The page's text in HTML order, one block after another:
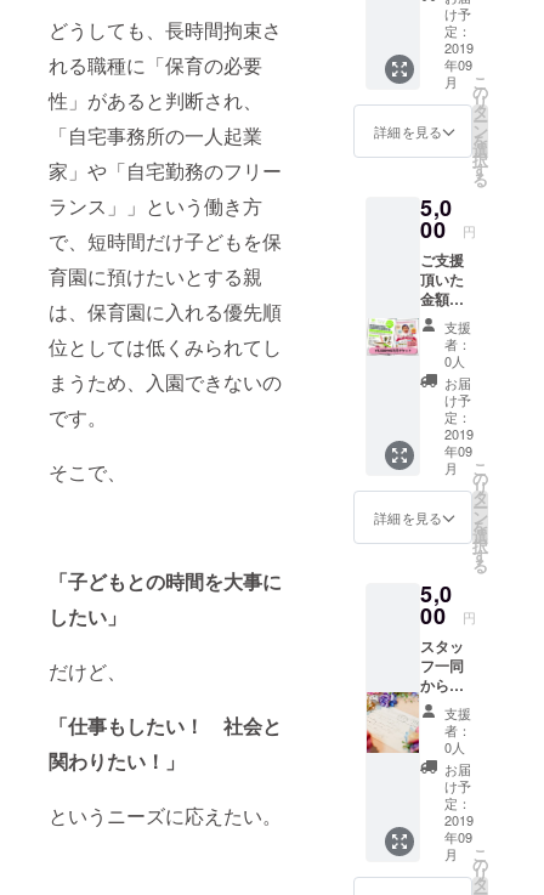
どうしても、長時間拘束さ
れる職種に「保育の必要
性」があると判断され、
「自宅事務所の一人起業
家」や「自宅勤務のフリー
ランス」」という働き方
で、短時間だけ子どもを保
育園に預けたいとする親
は、保育園に入れる優先順
位としては低くみられてし
まうため、入園できないの
です。
そこで、
「子どもとの時間を大事に
したい」
だけど、
「仕事もしたい！ 社会と
関わりたい！」
というニーズに応えたい。
タルボック
ジェクタ・
ホワイト
ミナー利
会・懇親会
で利用でき
るキッチン
付き貸切ス
ペース（夜
のみ）、そ
の他各種イ
ベント開催
をいたしま
す。
また、併設
の保育園（0-
2歳児）があ
ります。必
要な時間だ
け（または
定期利用
で）、あた
たかくゆっ
たりとした
環境と年齢
の違うお友
達の中でお
子様が楽し
く過ごして
時保育
利用券
（8か
月-2歳
児ま
で）
※園児の
みの利
用とな
りま
す。要
予約。
※入会手
続き、
入会費
用が別
途にか
かる場
合があ
りま
す。ご
了承く
ださ
い。ご
500円単
りま
す。お
出ませ
ん。 ※
有効期
限1年
ステッ
カー、
利用者
様から
のご意
見や感
想も送
りま
す。
け予
定：
2019
年09
月
詳細を見る
こ
の
リ
タ
ー
ン
を
選
択
す
る
5,0
00 円
ご支援
頂いた
金額以
上の
サービ
スとな
りま
す！ ぜ
ひ、ご
利用く
ださ
い。 ・
コワー
キング
スペー
ス利用
※飲食販
売、物
販、イ
ベント
会費、
にはご
利用で
きませ
ん ・保
育園一
時保育
利用券
（8か
月-2歳
児ま
で）
支援
者：
0人
お届
け予
定：
2019
年09
月
詳細を見る
こ
の
リ
タ
ー
ン
を
選
択
す
る
5,0
00 円
スタッ
フ一同
からの
お礼の
お手紙
とオリ
ジナル
ステッ
カー、
利用者
様から
のご意
見や感
支援
者：
0人
お届
け予
定：
2019
年09
月
こ
の
リ
タ